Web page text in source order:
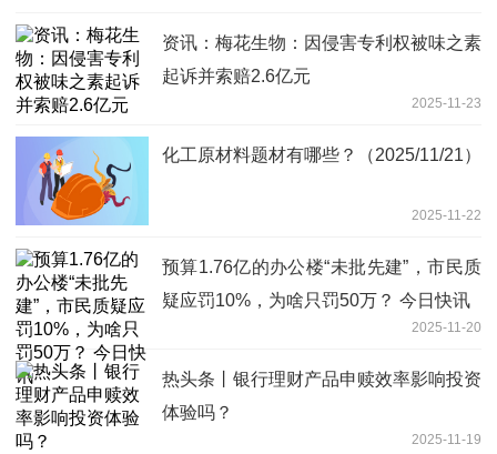
资讯：梅花生物：因侵害专利权被味之素
起诉并索赔2.6亿元
2025-11-23
化工原材料题材有哪些？（2025/11/21）
2025-11-22
预算1.76亿的办公楼“未批先建”，市民质
疑应罚10%，为啥只罚50万？ 今日快讯
2025-11-20
热头条丨银行理财产品申赎效率影响投资
体验吗？
2025-11-19